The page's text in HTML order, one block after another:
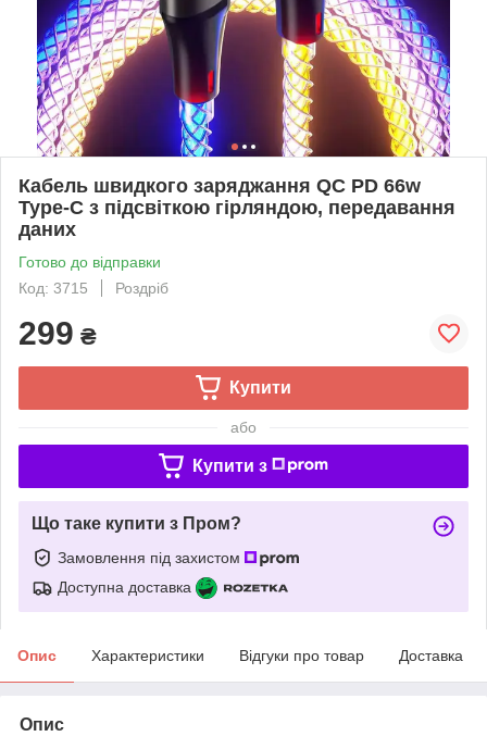
Кабель швидкого заряджання QC PD 66w
Type-C з підсвіткою гірляндою, передавання
даних
Готово до відправки
Код: 3715
Роздріб
299 ₴
Купити
або
Купити з
Що таке купити з Пром?
Замовлення під захистом
Доступна доставка
Опис Характеристики Відгуки про товар Доставка
Опис